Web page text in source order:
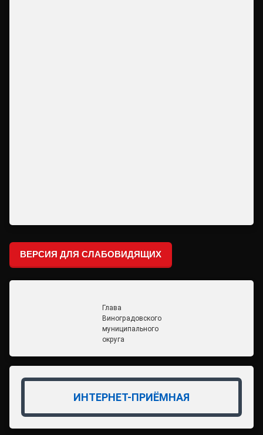
ВЕРСИЯ ДЛЯ СЛАБОВИДЯЩИХ
Глава
Виноградовского
муниципального
округа
ИНТЕРНЕТ-ПРИЁМНАЯ